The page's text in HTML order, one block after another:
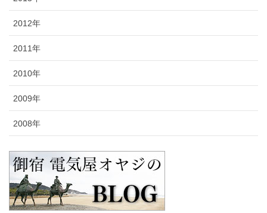
2012年
2011年
2010年
2009年
2008年